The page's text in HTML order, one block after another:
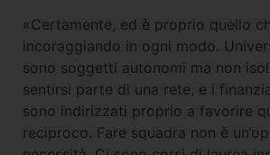
«Certamente, ed è proprio quello
incoraggiando in ogni modo.
sono soggetti autonomi ma non
sentirsi parte di una rete, e i
sono indirizzati proprio a favorire
reciproco. Fare squadra non è